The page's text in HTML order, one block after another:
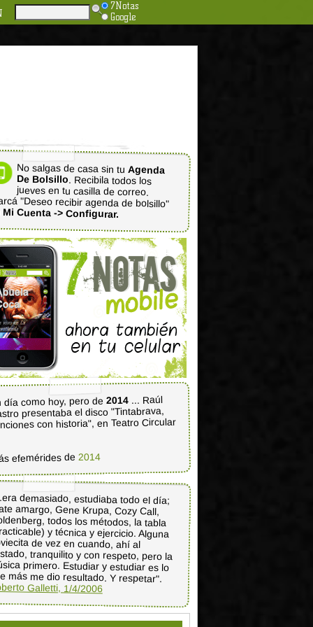
7Notas
Google
No salgas de casa sin tu Agenda
De Bolsillo. Recibila todos los
jueves en tu casilla de correo.
"Deseo recibir agenda de bolsillo"
Mi Cuenta -> Configurar.
día como hoy, pero de2014 ... Raúl
presentaba el disco "Tintabrava,
con historia", en Teatro Circular
efemérides de 2014
demasiado, estudiaba todo el día;
amargo, Gene Krupa, Cozy Call,
todos los métodos, la tabla
y técnica y ejercicio. Alguna
de vez en cuando, ahí al
tranquilito y con respeto, pero la
primero. Estudiar y estudiar es lo
más me dio resultado. Y respetar".
Galletti, 1/4/2006